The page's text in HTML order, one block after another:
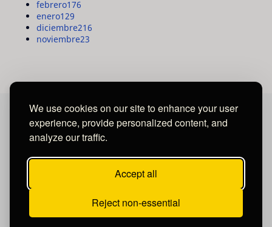
We use cookies on our site to enhance your user
experience, provide personalized content, and
analyze our traffic.
Accept all
Reject non-essential
febrero176
enero129
diciembre216
noviembre23
MAYA MEDIA GROUP
Ubicados en Tegucigalpa - Honduras.